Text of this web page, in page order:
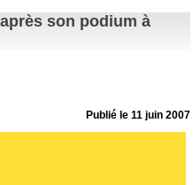
son podium à
Publié le11 juin 2007